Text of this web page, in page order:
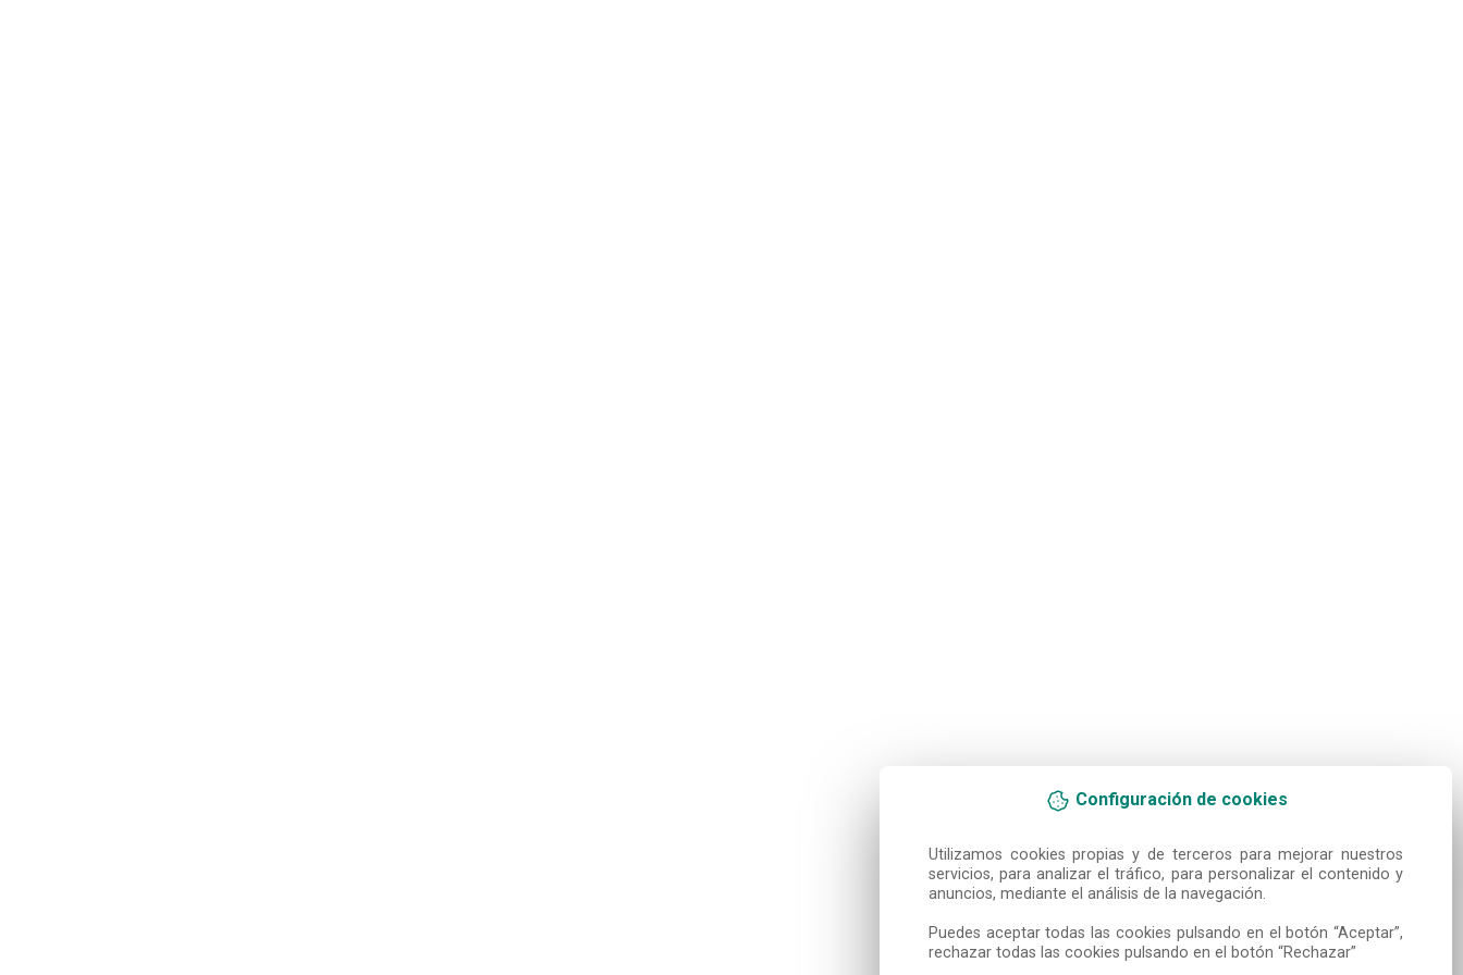
Configuración de cookies
Utilizamos cookies propias y de terceros para mejorar nuestros
servicios, para analizar el tráfico, para personalizar el contenido y
anuncios, mediante el análisis de la navegación.
Puedes aceptar todas las cookies pulsando en el botón “Aceptar”,
rechazar todas las cookies pulsando en el botón “Rechazar”